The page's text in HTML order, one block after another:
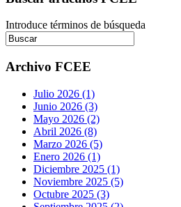
Introduce términos de búsqueda
Archivo FCEE
Julio 2026 (1)
Junio 2026 (3)
Mayo 2026 (2)
Abril 2026 (8)
Marzo 2026 (5)
Enero 2026 (1)
Diciembre 2025 (1)
Noviembre 2025 (5)
Octubre 2025 (3)